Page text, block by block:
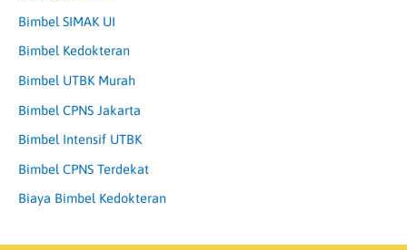
Bimbel SIMAK UI
Bimbel Kedokteran
Bimbel UTBK Murah
Bimbel CPNS Jakarta
Bimbel Intensif UTBK
Bimbel CPNS Terdekat
Biaya Bimbel Kedokteran